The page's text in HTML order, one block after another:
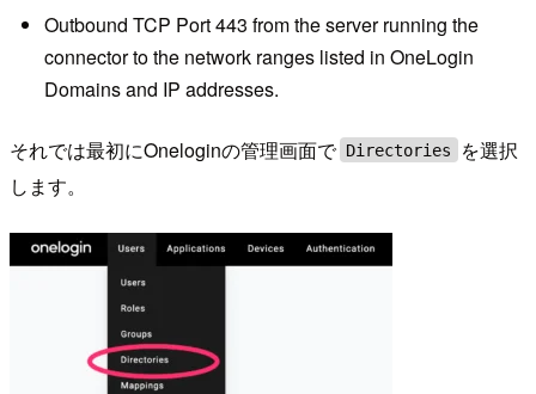
Outbound TCP Port 443 from the server running the
connector to the network ranges listed in OneLogin
Domains and IP addresses.
それでは最初にOneloginの管理画面で Directories
を選択
します。